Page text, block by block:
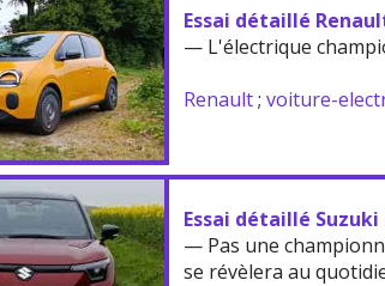
Essai détaillé
— L'électrique
Renault;voiture-
Essai détaillé
— Pas une
se révèlera au